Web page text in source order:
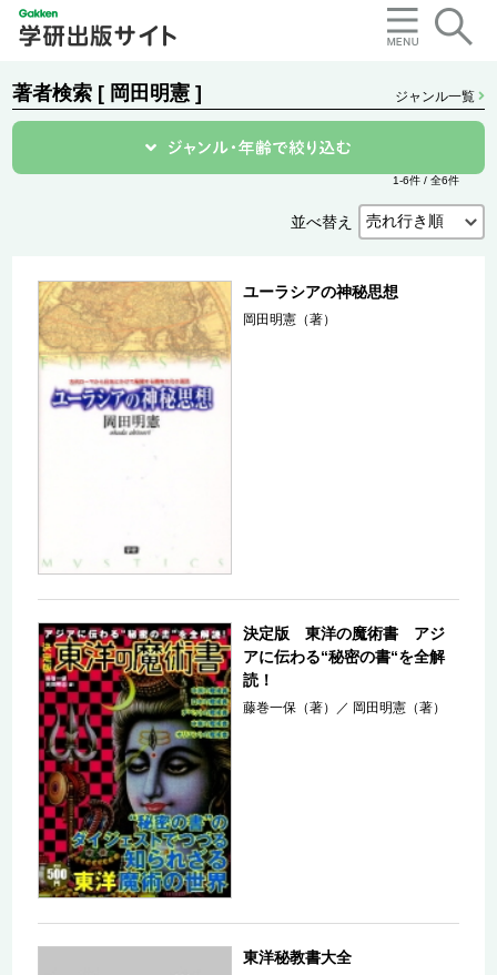
著者検索 [ 岡田明憲 ] ジャンル一覧
1-6件 / 全6件
並べ替え
ユーラシアの神秘思想
岡田明憲（著）
決定版 東洋の魔術書 アジ
アに伝わる“秘密の書“を全解
読！
藤巻一保（著） ／ 岡田明憲（著）
東洋秘教書大全